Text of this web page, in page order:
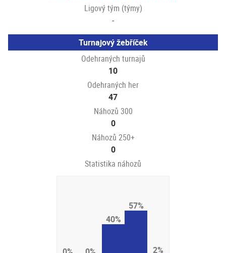
Ligový tým (týmy)
-
Turnajový žebříček
Odehraných turnajů
10
Odehraných her
47
Náhozů 300
0
Náhozů 250+
0
Statistika náhozů
40%
57%
2%